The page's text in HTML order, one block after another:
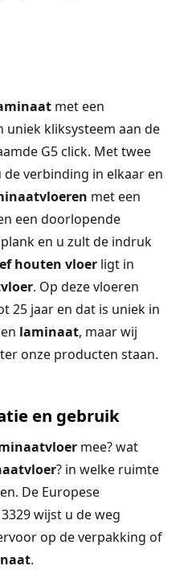
met een
uniek kliksysteem aan de
G5 click. Met twee
verbinding in elkaar en
met een
een doorlopende
en u zult de indruk
houten vloerligt in
. Op deze vloeren
25 jaar en dat is uniek in
laminaat, maar wij
onze producten staan.
en gebruik
mee? wat
? in welke ruimte
De Europese
wijst u de weg
op de verpakking of
.